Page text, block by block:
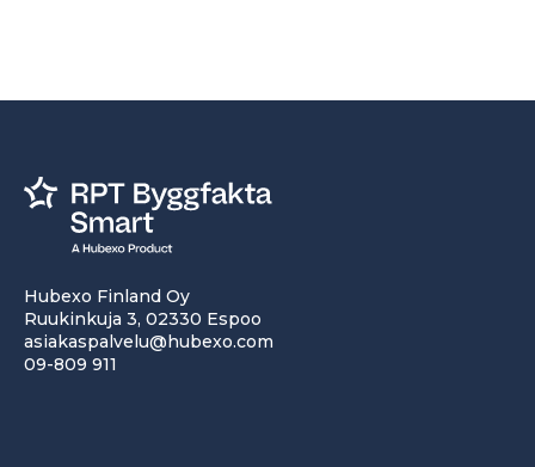
Hubexo Finland Oy
Ruukinkuja 3, 02330 Espoo
asiakaspalvelu@hubexo.com
09-809 911